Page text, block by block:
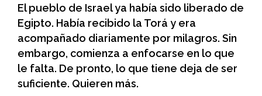
El pueblo de Israel ya había sido liberado de
Egipto. Había recibido la Torá y era
acompañado diariamente por milagros. Sin
embargo, comienza a enfocarse en lo que
le falta. De pronto, lo que tiene deja de ser
suficiente. Quieren más.